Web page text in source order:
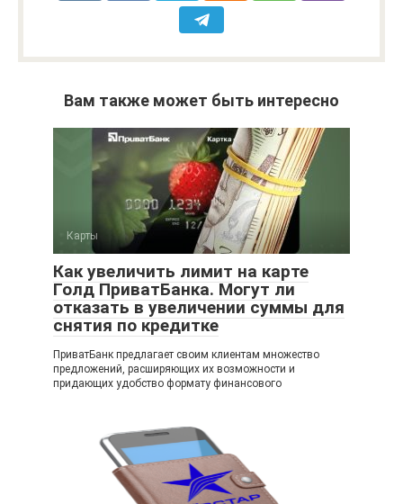
Вам также может быть интересно
Карты
Как увеличить лимит на карте
Голд ПриватБанка. Могут ли
отказать в увеличении суммы для
снятия по кредитке
ПриватБанк предлагает своим клиентам множество
предложений, расширяющих их возможности и
придающих удобство формату финансового